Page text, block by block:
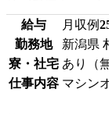
給与 月収例
勤務地
新潟県
寮・社宅 あり（
仕事内容 マシン